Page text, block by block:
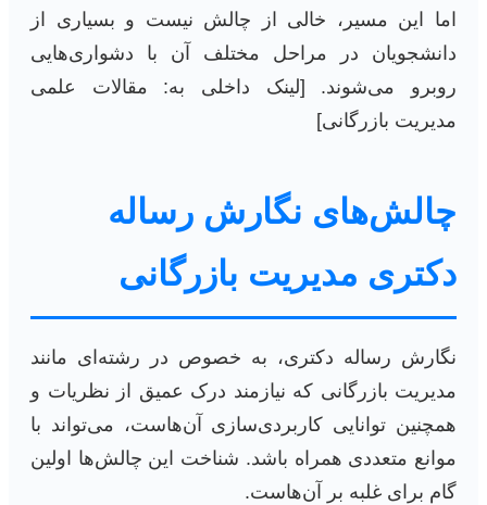
اما این مسیر، خالی از چالش نیست و بسیاری از
دانشجویان در مراحل مختلف آن با دشواری‌هایی
روبرو می‌شوند. [لینک داخلی به: مقالات علمی
مدیریت بازرگانی]
چالش‌های نگارش رساله
دکتری مدیریت بازرگانی
نگارش رساله دکتری، به خصوص در رشته‌ای مانند
مدیریت بازرگانی که نیازمند درک عمیق از نظریات و
همچنین توانایی کاربردی‌سازی آن‌هاست، می‌تواند با
موانع متعددی همراه باشد. شناخت این چالش‌ها اولین
گام برای غلبه بر آن‌هاست.